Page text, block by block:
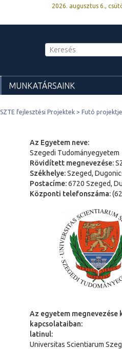
2026. augusztus 6.,
MUNKATÁRSAINK
SZTE fejlesztési Projektek
Futó
Az Egyetem neve:
Szegedi Tudományegyetem
Rövidített megnevezése:
Székhelye:Szeged,
Postacíme:6720 Szeged,
Központi telefonszáma:
Az egyetem megnevezése
kapcsolataiban:
latinul:
Universitas Scientiarum